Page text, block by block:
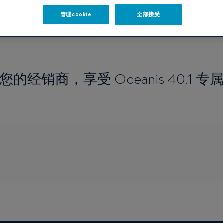
的经销商，享受 Oceanis 40.1 专
管理cookie 全部接受